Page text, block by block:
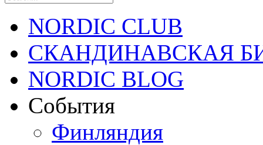
NORDIC CLUB
СКАНДИНАВСКАЯ
NORDIC BLOG
События
Финляндия